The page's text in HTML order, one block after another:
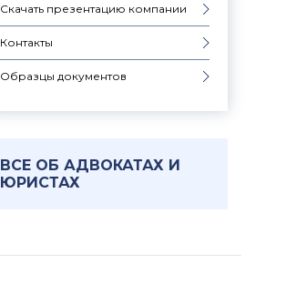
Скачать презентацию компании
Контакты
Образцы документов
ВСЕ ОБ АДВОКАТАХ И
ЮРИСТАХ